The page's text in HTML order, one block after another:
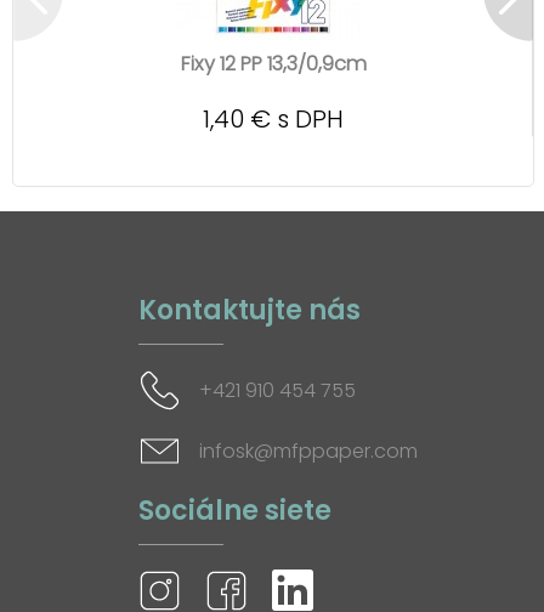
Fixy 12 PP 13,3/0,9cm
1,40 € s DPH
Kontaktujte nás
+421 910 454 755
infosk@mfppaper.com
Sociálne siete